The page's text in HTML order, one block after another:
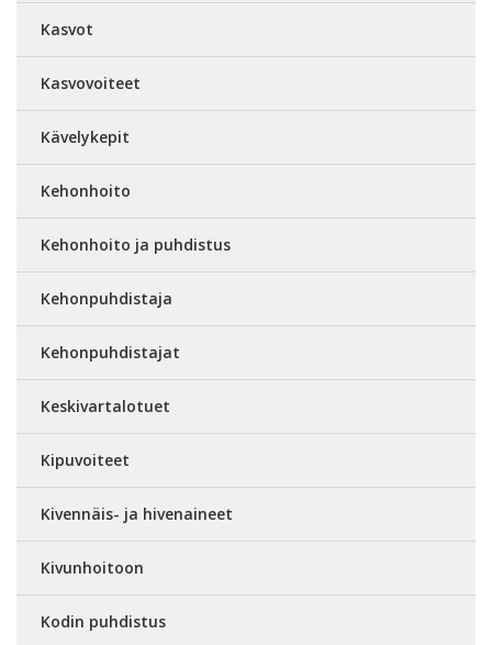
Kasvot
Kasvovoiteet
Kävelykepit
Kehonhoito
Kehonhoito ja puhdistus
Kehonpuhdistaja
Kehonpuhdistajat
Keskivartalotuet
Kipuvoiteet
Kivennäis- ja hivenaineet
Kivunhoitoon
Kodin puhdistus